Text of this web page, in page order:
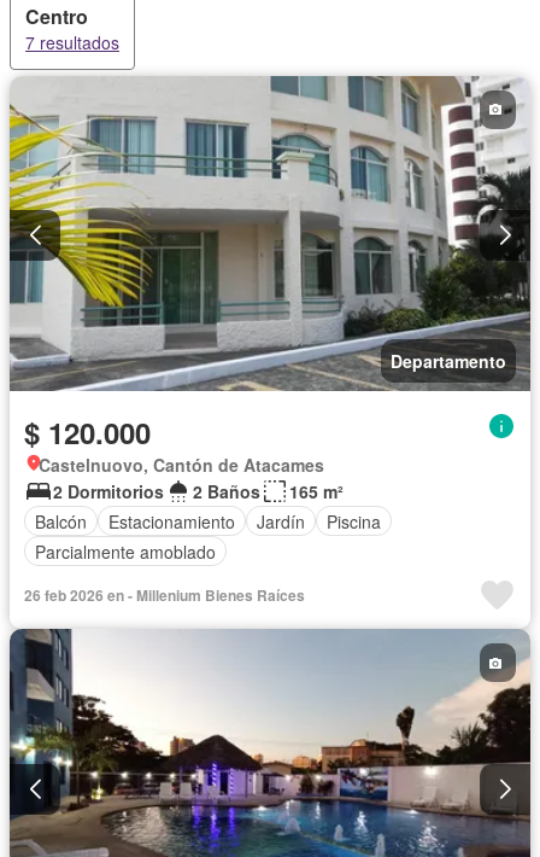
Centro
7 resultados
Departamento
$ 120.000
Castelnuovo, Cantón de Atacames
2 Dormitorios
2 Baños
165 m²
Balcón
Estacionamiento Jardín
Piscina
Parcialmente amoblado
26 feb 2026 en - Millenium Bienes Raíces